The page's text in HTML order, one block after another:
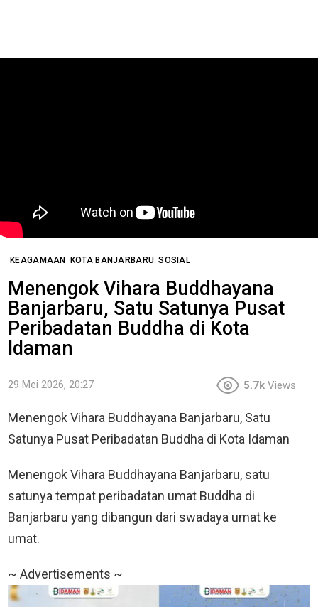
KEAGAMAAN KOTA BANJARBARU SOSIAL
Menengok Vihara Buddhayana
Banjarbaru, Satu Satunya Pusat
Peribadatan Buddha di Kota
Idaman
29 Mei 2026, 20:27 5.7k Views
Menengok Vihara Buddhayana Banjarbaru, Satu
Satunya Pusat Peribadatan Buddha di Kota Idaman
Menengok Vihara Buddhayana Banjarbaru, satu
satunya tempat peribadatan umat Buddha di
Banjarbaru yang dibangun dari swadaya umat ke
umat.
~ Advertisements ~